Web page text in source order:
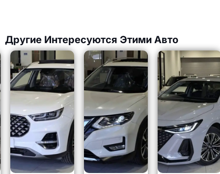
Другие Интересуются Этими Авто